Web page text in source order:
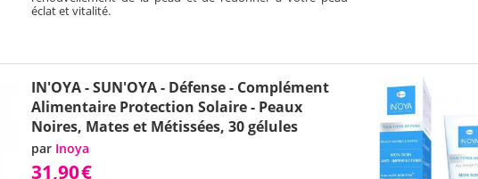
éclat et vitalité.
IN'OYA - SUN'OYA - Défense - Complément
Alimentaire Protection Solaire - Peaux
Noires, Mates et Métissées, 30 gélules
par Inoya
31,90€